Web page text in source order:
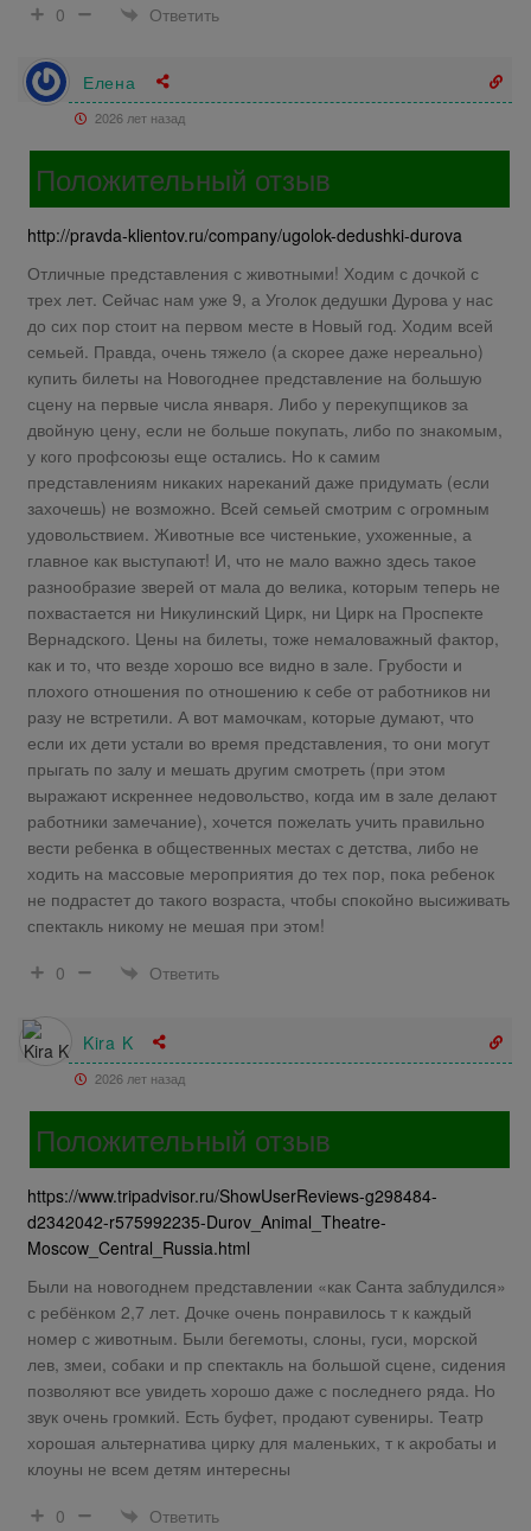
0
Ответить
Елена
2026 лет назад
Положительный отзыв
http://pravda-klientov.ru/company/ugolok-dedushki-durova
Отличные представления с животными! Ходим с дочкой с
трех лет. Сейчас нам уже 9, а Уголок дедушки Дурова у нас
до сих пор стоит на первом месте в Новый год. Ходим всей
семьей. Правда, очень тяжело (а скорее даже нереально)
купить билеты на Новогоднее представление на большую
сцену на первые числа января. Либо у перекупщиков за
двойную цену, если не больше покупать, либо по знакомым,
у кого профсоюзы еще остались. Но к самим
представлениям никаких нареканий даже придумать (если
захочешь) не возможно. Всей семьей смотрим с огромным
удовольствием. Животные все чистенькие, ухоженные, а
главное как выступают! И, что не мало важно здесь такое
разнообразие зверей от мала до велика, которым теперь не
похвастается ни Никулинский Цирк, ни Цирк на Проспекте
Вернадского. Цены на билеты, тоже немаловажный фактор,
как и то, что везде хорошо все видно в зале. Грубости и
плохого отношения по отношению к себе от работников ни
разу не встретили. А вот мамочкам, которые думают, что
если их дети устали во время представления, то они могут
прыгать по залу и мешать другим смотреть (при этом
выражают искреннее недовольство, когда им в зале делают
работники замечание), хочется пожелать учить правильно
вести ребенка в общественных местах с детства, либо не
ходить на массовые мероприятия до тех пор, пока ребенок
не подрастет до такого возраста, чтобы спокойно высиживать
спектакль никому не мешая при этом!
0
Ответить
Kira K
2026 лет назад
Положительный отзыв
https://www.tripadvisor.ru/ShowUserReviews-g298484-
d2342042-r575992235-Durov_Animal_Theatre-
Moscow_Central_Russia.html
Были на новогоднем представлении «как Санта заблудился»
с ребёнком 2,7 лет. Дочке очень понравилось т к каждый
номер с животным. Были бегемоты, слоны, гуси, морской
лев, змеи, собаки и пр спектакль на большой сцене, сидения
позволяют все увидеть хорошо даже с последнего ряда. Но
звук очень громкий. Есть буфет, продают сувениры. Театр
хорошая альтернатива цирку для маленьких, т к акробаты и
клоуны не всем детям интересны
0
Ответить